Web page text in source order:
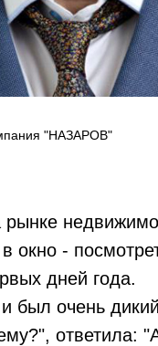
"НАЗАРОВ"
окно -
дней года.
был очень
ответила: